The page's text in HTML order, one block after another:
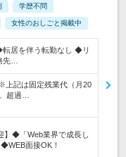
学歴不問
女性のおしごと掲載中
居を伴う転勤なし ◆リ
先…
上記は固定残業代（月20
超過…
】◆「Web業界で成長し
面接OK！